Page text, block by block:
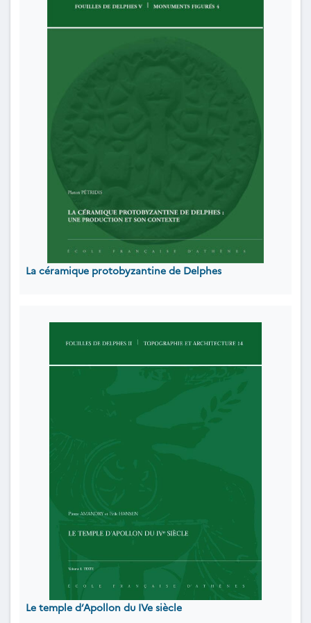
La céramique protobyzantine de Delphes
Le temple d’Apollon du IVe siècle